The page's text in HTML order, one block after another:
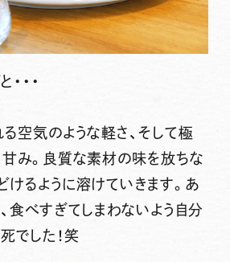
・・
空気のような軽さ、そして極
甘み。
良質な素材の味を放ちな
けるように溶けていきます。 あ
食べすぎてしまわないよう自分
でした！笑